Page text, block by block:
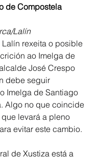
de Compostela
Lalín
rexeita o posible
ao Imelga de
José Crespo
debe seguir
Imelga de Santiago
Algo no que coincide
que levará a pleno
evitar este cambio.
de Xustiza está a